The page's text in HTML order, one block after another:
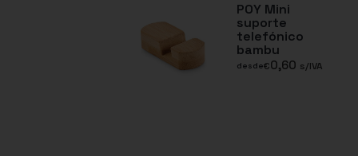
POY Mini
suporte
telefónico
bambu
desde€0,60 s/IVA